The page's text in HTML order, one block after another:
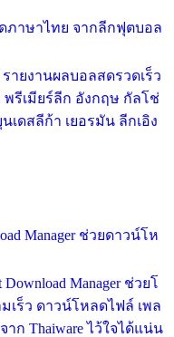
ดภาษาไทย จากลีกฟุตบอล
ายงานผลบอลสดรวดเร็ว
รีเมียร์ลีก อังกฤษ กัลโช่
เดสลีก้า เยอรมัน ลีกเอิง
Manager ช่วยดาวน์โห
Manager ช่วยโ
เร็ว ดาวน์โหลดไฟล์ เพล
ก Thaiware ไว้ใจได้แน่น